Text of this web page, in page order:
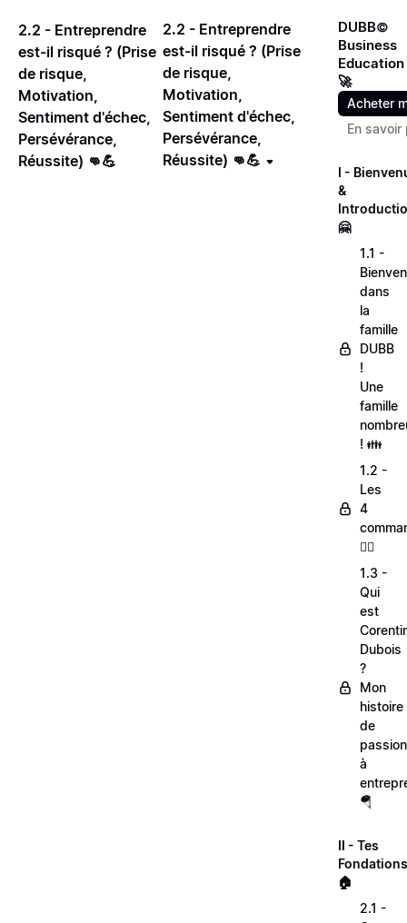
2.2 - Entreprendre
est-il risqué ? (Prise
de risque,
Motivation,
Sentiment d'échec,
Persévérance,
Réussite) 👊💪
2.2 - Entreprendre
est-il risqué ? (Prise
de risque,
Motivation,
Sentiment d'échec,
Persévérance,
Réussite) 👊💪
DUBB©
Business
Education
🚀
Acheter
En savoir
I -
&
🤗
1.1 -
dans
la
famille
DUBB
!
Une
famille
! 👪
1.2 -
Les
4
🦸‍♂
1.3 -
Qui
est
Dubois
?
Mon
histoire
de
à
🪂
II - Tes
🏠
2.1 -